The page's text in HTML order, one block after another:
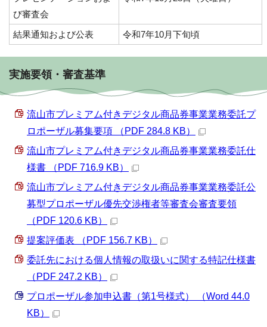
び審査会
結果通知および公表 令和7年10月下旬頃
実施要領・審査基準
流山市プレミアム付きデジタル商品券事業業務委託プ
ロポーザル募集要項 （PDF 284.8 KB）
流山市プレミアム付きデジタル商品券事業業務委託仕
様書 （PDF 716.9 KB）
流山市プレミアム付きデジタル商品券事業業務委託公
募型プロポーザル優先交渉権者等審査会審査要領
（PDF 120.6 KB）
提案評価表 （PDF 156.7 KB）
委託先における個人情報の取扱いに関する特記仕様書
（PDF 247.2 KB）
プロポーザル参加申込書（第1号様式） （Word 44.0
KB）